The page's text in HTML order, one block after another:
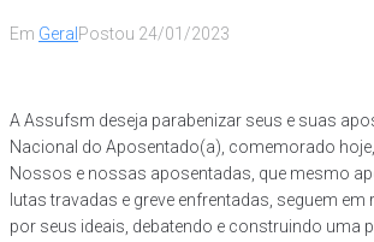
Em Geral Postou 24/01/2023
A Assufsm deseja parabenizar seus e suas
Nacional do Aposentado(a), comemorado
Nossos e nossas aposentadas, que mesmo
lutas travadas e greve enfrentadas, seguem em
por seus ideais, debatendo e construindo uma